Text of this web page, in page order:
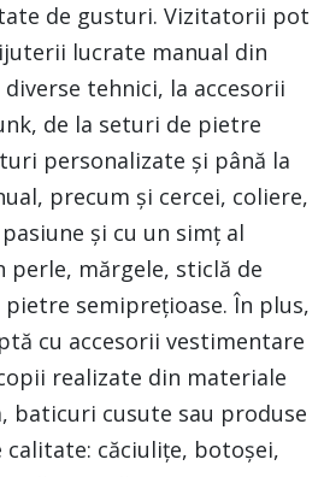
de gusturi. Vizitatorii pot
lucrate manual din
tehnici, la accesorii
de la seturi de pietre
personalizate și până la
precum și cercei, coliere,
și cu un simț al
mărgele, sticlă de
semiprețioase. În plus,
cu accesorii vestimentare
realizate din materiale
baticuri cusute sau produse
căciulițe, botoșei,